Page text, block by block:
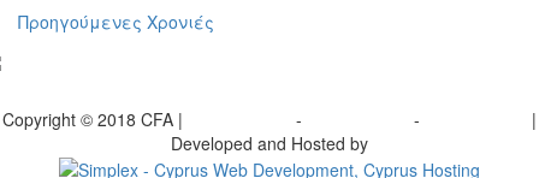
Προηγούμενες Χρονιές
Copyright © 2018 CFA | - -
|
Developed and Hosted by